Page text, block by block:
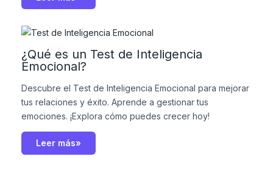
¿Qué es un Test de Inteligencia
Emocional?
Descubre el Test de Inteligencia Emocional para mejorar
tus relaciones y éxito. Aprende a gestionar tus
emociones. ¡Explora cómo puedes crecer hoy!
Leer más»